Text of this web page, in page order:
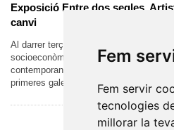
Fem
Fem servir
tecnologies
millorar la
Exposició Entre dos segles.
canvi
Al darrer terç del segle XIX, es van
socioeconòmiques que van permetre la
contemporani. L’augment de la
primeres galeries i el...